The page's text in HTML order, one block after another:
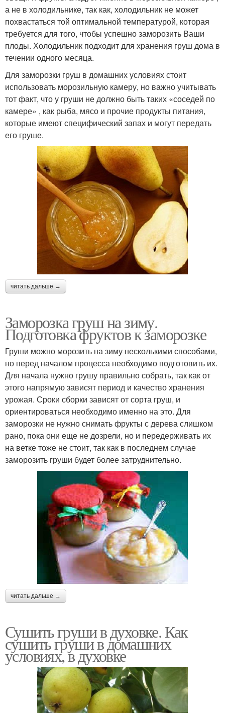
а не в холодильнике, так как, холодильник не может
похвастаться той оптимальной температурой, которая
требуется для того, чтобы успешно заморозить Ваши
плоды. Холодильник подходит для хранения груш дома в
течении одного месяца.
Для заморозки груш в домашних условиях стоит
использовать морозильную камеру, но важно учитывать
тот факт, что у груши не должно быть таких «соседей по
камере» , как рыба, мясо и прочие продукты питания,
которые имеют специфический запах и могут передать
его груше.
читать дальше →
Заморозка груш на зиму.
Подготовка фруктов к заморозке
Груши можно морозить на зиму несколькими способами,
но перед началом процесса необходимо подготовить их.
Для начала нужно грушу правильно собрать, так как от
этого напрямую зависят период и качество хранения
урожая. Сроки сборки зависят от сорта груш, и
ориентироваться необходимо именно на это. Для
заморозки не нужно снимать фрукты с дерева слишком
рано, пока они еще не дозрели, но и передерживать их
на ветке тоже не стоит, так как в последнем случае
заморозить груши будет более затруднительно.
читать дальше →
Сушить груши в духовке. Как
сушить груши в домашних
условиях, в духовке